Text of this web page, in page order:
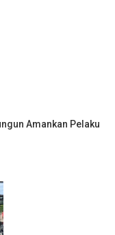
Amankan Pelaku